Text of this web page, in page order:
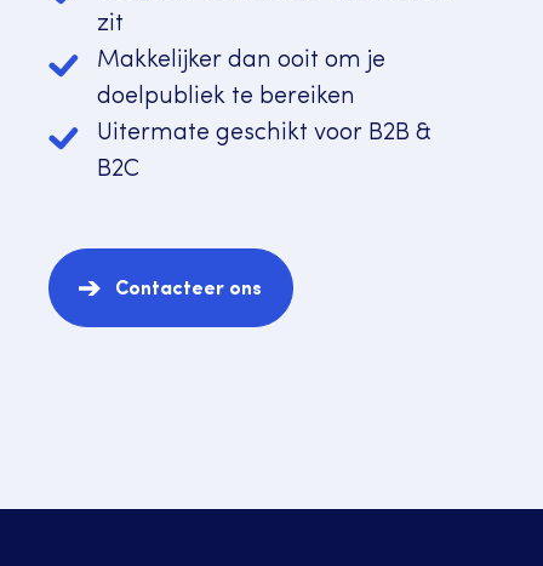
zit
Makkelijker dan ooit om je
doelpubliek te bereiken
Uitermate geschikt voor B2B &
B2C
Contacteer ons